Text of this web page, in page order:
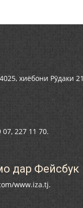
РӮДАКӢ
хиёбони Рӯдаки 21
07, 227 11 70.
дар Фейсбук
www.iza.tj.